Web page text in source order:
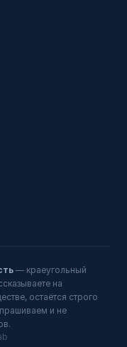
— краеугольный
на
остаётся строго
и не